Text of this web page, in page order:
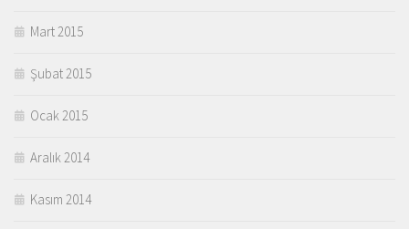
Mart 2015
Şubat 2015
Ocak 2015
Aralık 2014
Kasım 2014